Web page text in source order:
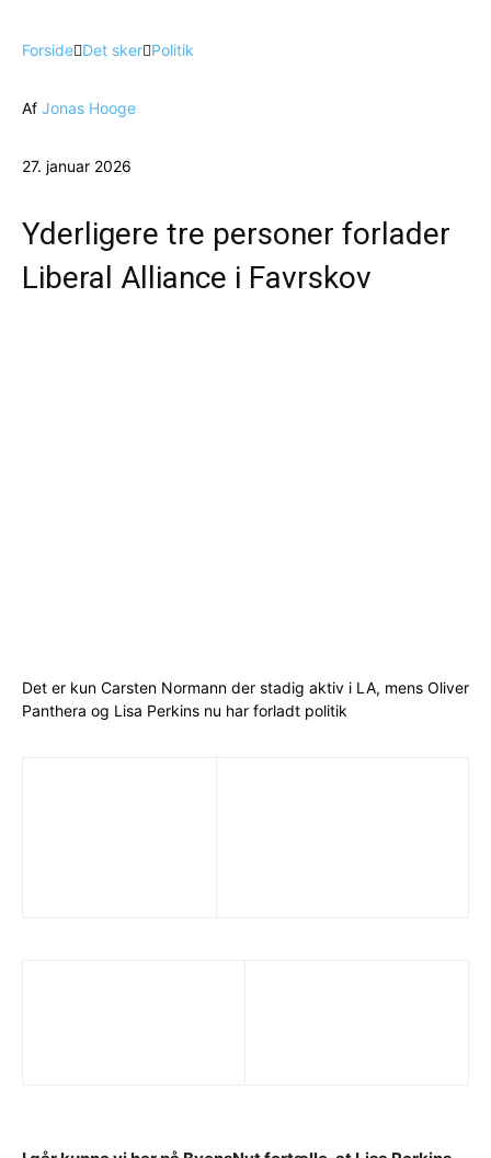
Forside Det sker Politik
Af Jonas Hooge
27. januar 2026
Yderligere tre personer forlader
Liberal Alliance i Favrskov
Det er kun Carsten Normann der stadig aktiv i LA, mens Oliver
Panthera og Lisa Perkins nu har forladt politik